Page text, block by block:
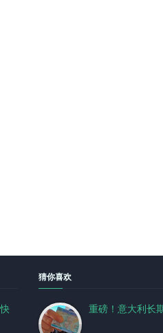
猜你喜欢
重磅！意大利长